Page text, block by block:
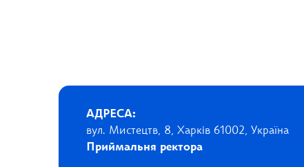
АДРЕСА:
вул. Мистецтв, 8, Харків 61002, Україна
Приймальня ректора